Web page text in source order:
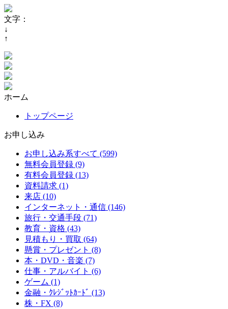
文字：
↓
↑
ホーム
トップページ
お申し込み
お申し込み系すべて (599)
無料会員登録 (9)
有料会員登録 (13)
資料請求 (1)
来店 (10)
インターネット・通信 (146)
旅行・交通手段 (71)
教育・資格 (43)
見積もり・買取 (64)
懸賞・プレゼント (8)
本・DVD・音楽 (7)
仕事・アルバイト (6)
ゲーム (1)
金融・ｸﾚｼﾞｯﾄｶｰﾄﾞ (13)
株・FX (8)